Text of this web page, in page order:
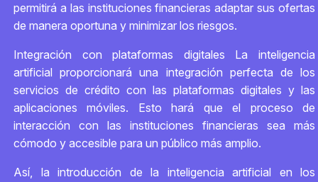
permitirá a las instituciones financieras adaptar sus ofertas
de manera oportuna y minimizar los riesgos.
Integración con plataformas digitales La inteligencia
artificial proporcionará una integración perfecta de los
servicios de crédito con las plataformas digitales y las
aplicaciones móviles. Esto hará que el proceso de
interacción con las instituciones financieras sea más
cómodo y accesible para un público más amplio.
Así, la introducción de la inteligencia artificial en los